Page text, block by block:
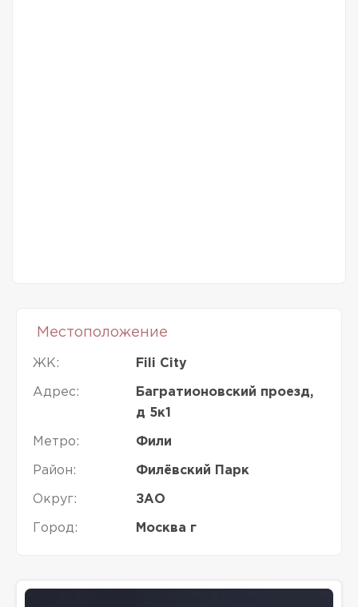
Местоположение
ЖК: Fili City
Адрес:
Багратионовский проезд,
д 5к1
Метро: Фили
Район: Филёвский Парк
Округ: ЗАО
Город: Москва г